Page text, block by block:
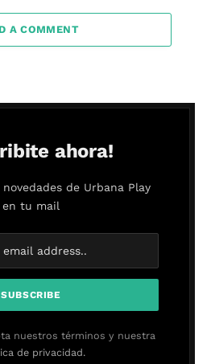
A COMMENT
ahora!
de Urbana Play
en tu mail
nuestros términos y nuestra
de privacidad.